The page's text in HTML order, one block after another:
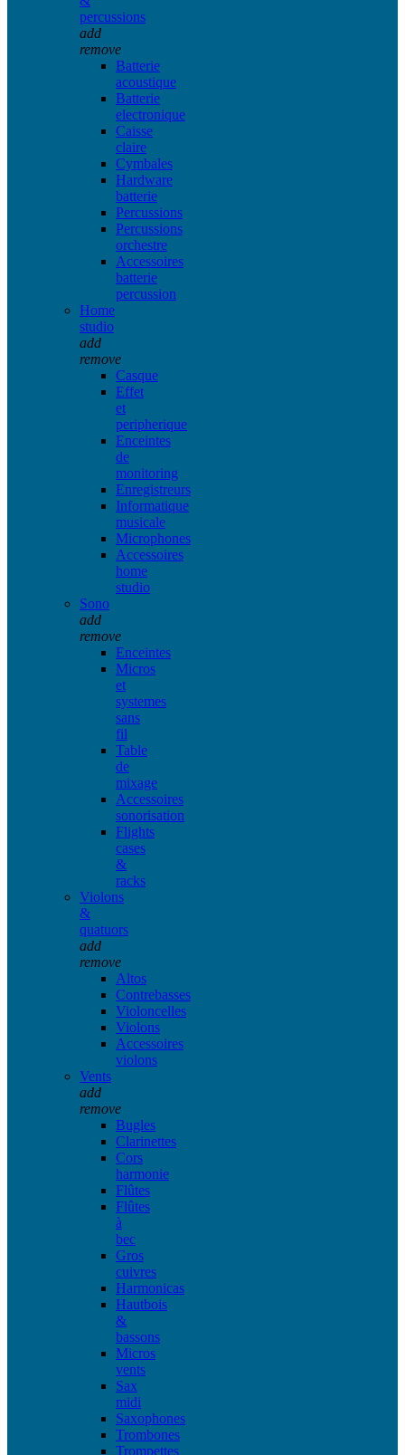
percussions
add
remove
Batterie
acoustique
Batterie
electronique
Caisse
claire
Cymbales
Hardware
batterie
Percussions
Percussions
orchestre
Accessoires
batterie
percussion
Home
studio
add
remove
Casque
Effet
et
peripherique
Enceintes
de
monitoring
Enregistreurs
Informatique
musicale
Microphones
Accessoires
home
studio
Sono
add
remove
Enceintes
Micros
et
systemes
sans
fil
Table
de
mixage
Accessoires
sonorisation
Flights
cases
&
racks
Violons
&
quatuors
add
remove
Altos
Contrebasses
Violoncelles
Violons
Accessoires
violons
Vents
add
remove
Bugles
Clarinettes
Cors
harmonie
Flûtes
Flûtes
à
bec
Gros
cuivres
Harmonicas
Hautbois
&
bassons
Micros
vents
Sax
midi
Saxophones
Trombones
Trompettes